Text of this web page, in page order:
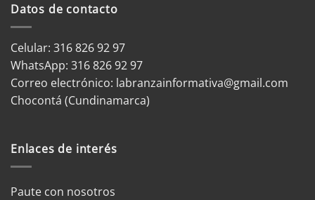
Datos de contacto
Celular: 316 826 92 97
WhatsApp: 316 826 92 97
Correo electrónico: labranzainformativa@gmail.com
Chocontá (Cundinamarca)
Enlaces de interés
Paute con nosotros